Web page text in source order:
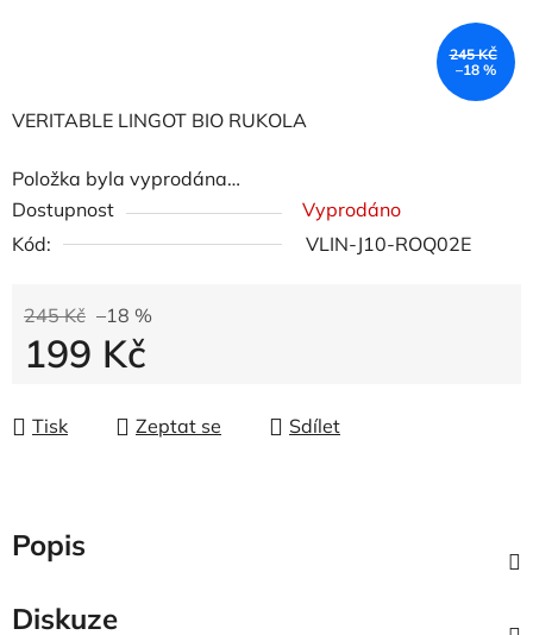
VERITABLE LINGOT BIO RUKOLA
Položka byla vyprodána…
Dostupnost
Vyprodáno
Kód:
VLIN-J10-ROQ02E
245 Kč –18 %
199 Kč
Tisk
Zeptat se Sdílet
245 KČ
–18 %
Popis
Diskuze